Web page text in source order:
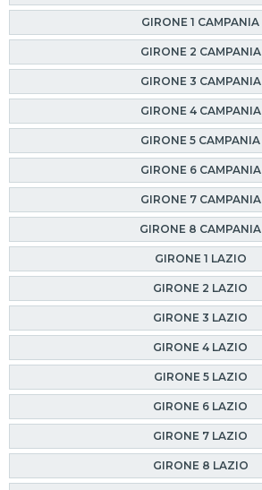
GIRONE 1 CAMPANIA
GIRONE 2 CAMPANIA
GIRONE 3 CAMPANIA
GIRONE 4 CAMPANIA
GIRONE 5 CAMPANIA
GIRONE 6 CAMPANIA
GIRONE 7 CAMPANIA
GIRONE 8 CAMPANIA
GIRONE 1 LAZIO
GIRONE 2 LAZIO
GIRONE 3 LAZIO
GIRONE 4 LAZIO
GIRONE 5 LAZIO
GIRONE 6 LAZIO
GIRONE 7 LAZIO
GIRONE 8 LAZIO